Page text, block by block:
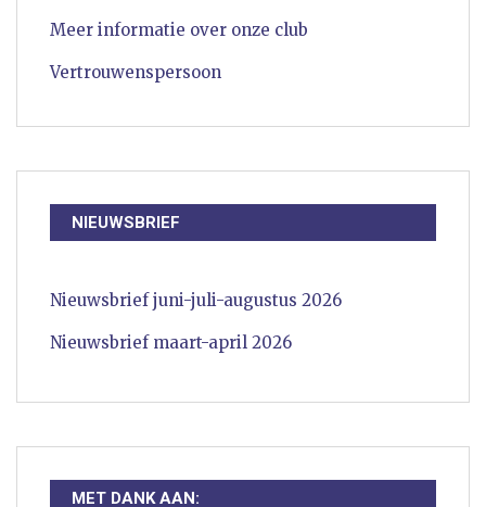
Meer informatie over onze club
Vertrouwenspersoon
NIEUWSBRIEF
Nieuwsbrief juni-juli-augustus 2026
Nieuwsbrief maart-april 2026
MET DANK AAN: